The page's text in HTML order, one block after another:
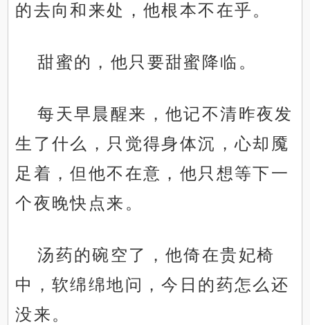
的去向和来处，他根本不在乎。
甜蜜的，他只要甜蜜降临。
每天早晨醒来，他记不清昨夜发
生了什么，只觉得身体沉，心却魇
足着，但他不在意，他只想等下一
个夜晚快点来。
汤药的碗空了，他倚在贵妃椅
中，软绵绵地问，今日的药怎么还
没来。